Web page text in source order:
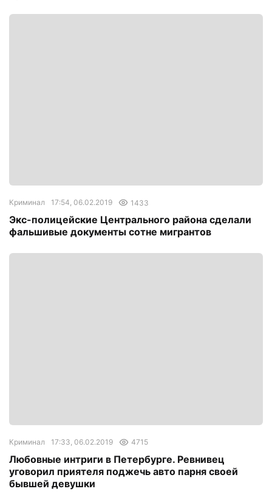
Криминал 17:54, 06.02.2019 1433
Экс-полицейские Центрального района сделали
фальшивые документы сотне мигрантов
Криминал 17:33, 06.02.2019 4715
Любовные интриги в Петербурге. Ревнивец
уговорил приятеля поджечь авто парня своей
бывшей девушки